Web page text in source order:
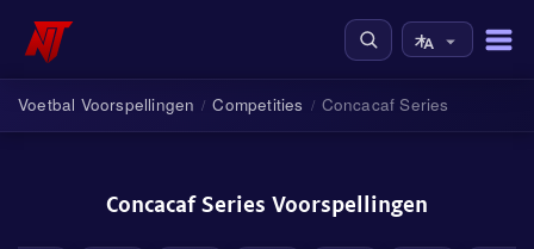
Voetbal Voorspellingen / Competities / Concacaf Series
Concacaf Series Voorspellingen